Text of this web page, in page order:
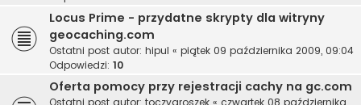
Locus Prime - przydatne skrypty dla witryny
geocaching.com
Ostatni post autor: hipul « piątek 09 października 2009, 09:04
Odpowiedzi: 10
Oferta pomocy przy rejestracji cachy na gc.com